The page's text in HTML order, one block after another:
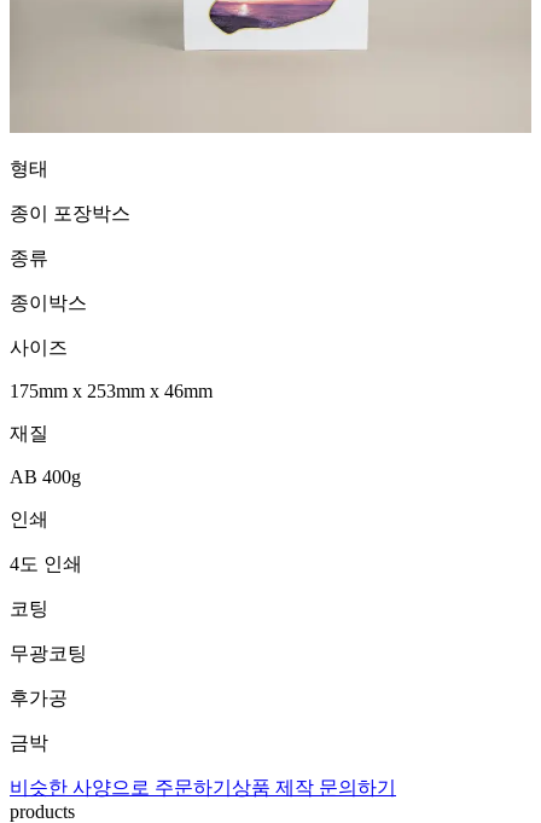
형태
종이 포장박스
종류
종이박스
사이즈
175mm x 253mm x 46mm
재질
AB 400g
인쇄
4도 인쇄
코팅
무광코팅
후가공
금박
비슷한 사양으로 주문하기 상품 제작 문의하기
products